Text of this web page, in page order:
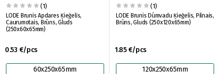
(1)
LODE Brunis Apdares Ķieģelis,
Caurumotais, Brūns, Gluds
(250x60x65mm)
0.53 €/pcs
60x250x65mm
(1)
LODE Brunis Dūmvadu Ķieģelis, Pilnais,
Brūns, Gluds (250x120x65mm)
1.85 €/pcs
120x250x65mm